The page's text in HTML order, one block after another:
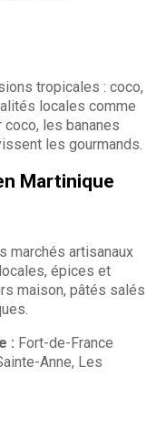
tropicales : coco,
locales comme
les bananes
les gourmands.
Martinique
marchés artisanaux
épices et
maison, pâtés salés
: Fort-de-France
Anne, Les